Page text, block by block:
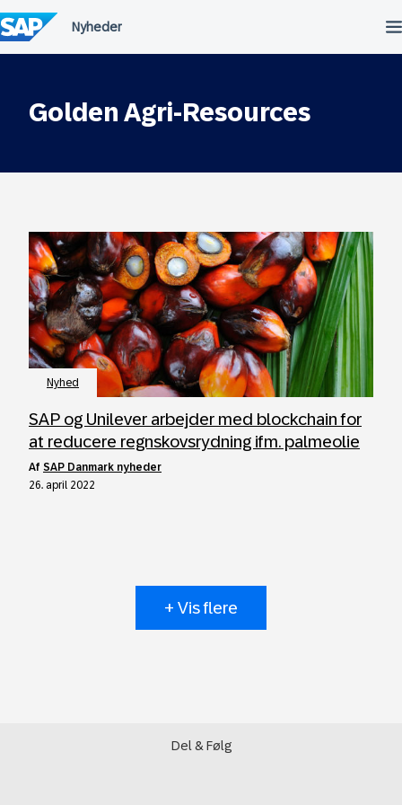
til
indholdet
Golden Agri-Resources
Nyhed
SAP og Unilever arbejder med blockchain for
at reducere regnskovsrydning ifm. palmeolie
af SAP Danmark nyheder
26. april 2022
+ Vis flere
Del & Følg